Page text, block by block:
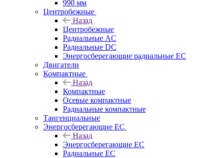
990 мм
Центробежные
Назад
Центробежные
Радиальные AC
Радиальные DC
Энергосберегающие радиальные EC
Двигатели
Компактные
Назад
Компактные
Осевые компактные
Радиальные компактные
Тангенциальные
Энергосберегающие EC
Назад
Энергосберегающие EC
Радиальные EC